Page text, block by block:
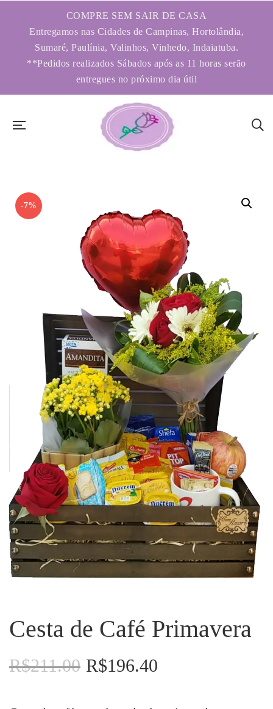
COMPRE SEM SAIR DE CASA
Entregamos nas Cidades de Campinas, Hortolândia,
Sumaré, Paulínia, Valinhos, Vinhedo, Indaiatuba.
**Pedidos realizados Sábados após as 11 horas serão
entregues no próximo dia útil
-7%
Cesta de Café Primavera
R$211.00 O
R$196.40